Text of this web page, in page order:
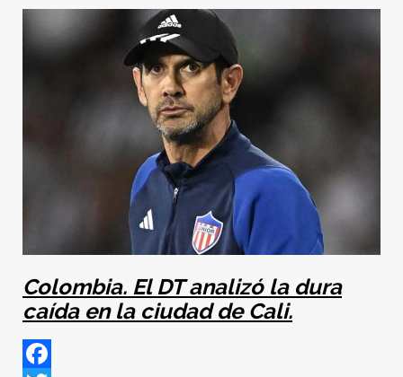
Colombia. El DT analizó la dura
caída en la ciudad de Cali.